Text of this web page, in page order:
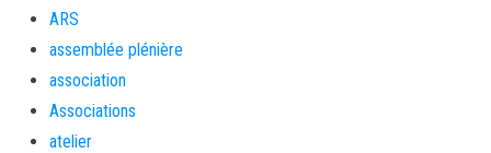
ARS
assemblée plénière
association
Associations
atelier